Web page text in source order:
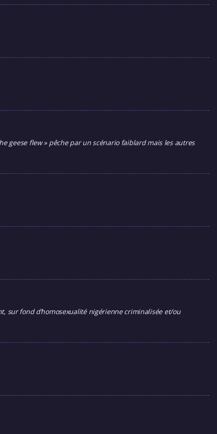
geese flew » pêche par un scénario faiblard mais les autres
sur fond d’homosexualité nigérienne criminalisée et/ou